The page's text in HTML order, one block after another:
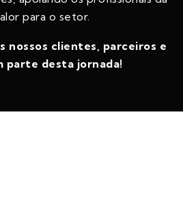
para o setor.
nossos clientes, parceiros e
parte desta jornada!